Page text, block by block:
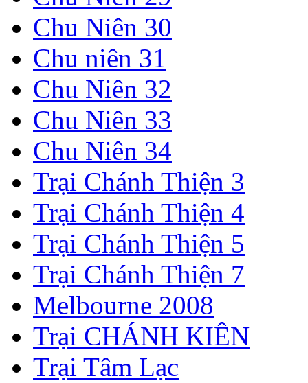
Chu Niên 30
Chu niên 31
Chu Niên 32
Chu Niên 33
Chu Niên 34
Trại Chánh Thiện 3
Trại Chánh Thiện 4
Trại Chánh Thiện 5
Trại Chánh Thiện 7
Melbourne 2008
Trại CHÁNH KIÊN
Trại Tâm Lạc